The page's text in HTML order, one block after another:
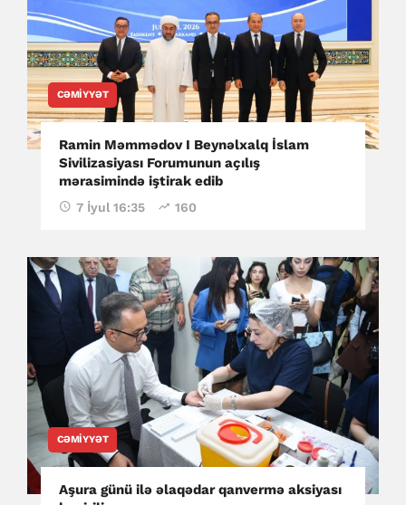
CƏMIYYƏT
Ramin Məmmədov I Beynəlxalq İslam
Sivilizasiyası Forumunun açılış
mərasimində iştirak edib
7 İyul 16:35 160
CƏMIYYƏT
Aşura günü ilə əlaqədar qanvermə aksiyası